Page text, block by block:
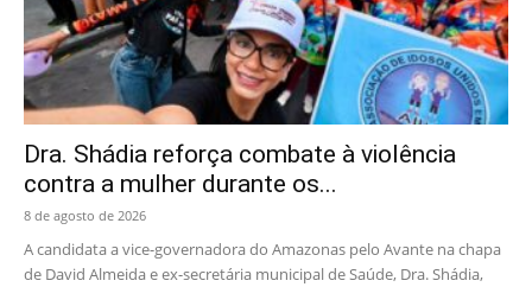
Dra. Shádia reforça combate à violência
contra a mulher durante os...
8 de agosto de 2026
A candidata a vice-governadora do Amazonas pelo Avante na chapa
de David Almeida e ex-secretária municipal de Saúde, Dra. Shádia,